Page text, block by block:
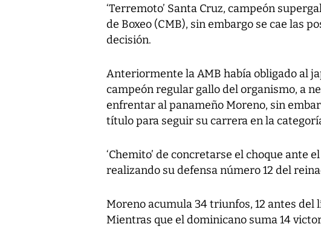
‘Terremoto’ Santa Cruz, campeón
de Boxeo (CMB), sin embargo se cae las
decisión.
Anteriormente la AMB había obligado al
campeón regular gallo del organismo, a
enfrentar al panameño Moreno, sin
título para seguir su carrera en la
‘Chemito’ de concretarse el choque ante
realizando su defensa número 12 del
Moreno acumula 34 triunfos, 12 antes del
Mientras que el dominicano suma 14